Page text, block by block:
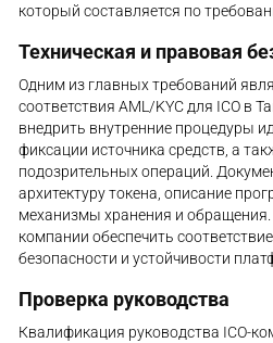
который составляется по
Техническая и правовая
Одним из главных требований
соответствия AML/KYC для ICO в
внедрить внутренние процедуры
фиксации источника средств, а
подозрительных операций.
архитектуру токена, описание
механизмы хранения и обращения.
компании обеспечить
безопасности и устойчивости
Проверка руководства
Квалификация руководства ICO-